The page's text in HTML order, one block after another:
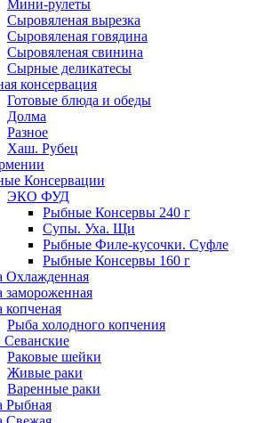
Мини-рулеты
Сыровяленая вырезка
Сыровяленая говядина
Сыровяленая свинина
Сырные деликатесы
консервация
Готовые блюда и обеды
Долма
Разное
Хаш. Рубец
Консервации
ЭКО ФУД
Рыбные Консервы 240 г
Супы. Уха. Щи
Рыбные Филе-кусочки. Суфле
Рыбные Консервы 160 г
Охлажденная
замороженная
копченая
Рыба холодного копчения
Севанские
Раковые шейки
Живые раки
Варенные раки
Рыбная